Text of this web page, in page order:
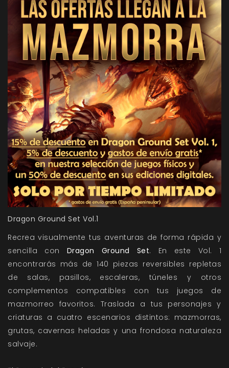
Dragon Ground Set Vol.1
Recrea visualmente tus aventuras de forma rápida y
sencilla con Dragon Ground Set. En este Vol. 1
encontrarás más de 140 piezas reversibles repletas
de salas, pasillos, escaleras, túneles y otros
complementos compatibles con tus juegos de
mazmorreo favoritos. Traslada a tus personajes y
criaturas a cuatro escenarios distintos: mazmorras,
grutas, cavernas heladas y una frondosa naturaleza
salvaje.